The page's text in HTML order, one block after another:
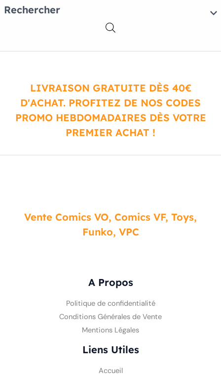
Rechercher
LIVRAISON GRATUITE DÈS 40€
D'ACHAT. PROFITEZ DE NOS CODES
PROMO HEBDOMADAIRES DÈS VOTRE
PREMIER ACHAT !
A Propos
Politique de confidentialité
Conditions Générales de Vente